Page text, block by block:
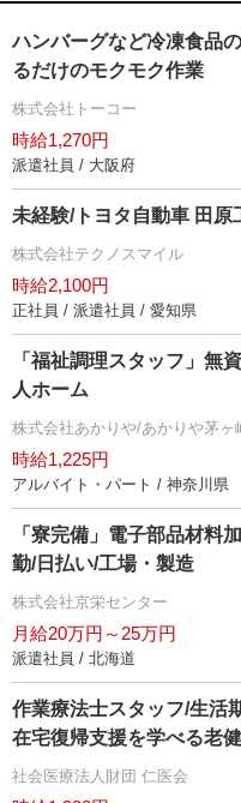
ハンバーグなど冷凍食品
るだけのモクモク作業
株式会社トーコー
時給1,270円
派遣社員 / 大阪府
未経験/トヨタ自動車 田
株式会社テクノスマイル
時給2,100円
正社員 / 派遣社員 / 愛知県
「福祉調理スタッフ」無
人ホーム
株式会社あかりや/あかりや茅ヶ
時給1,225円
アルバイト・パート / 神奈川県
「寮完備」電子部品材料
勤/日払い/工場・製造
株式会社京栄センター
月給20万円～25万円
派遣社員 / 北海道
作業療法士スタッフ/生活
在宅復帰支援を学べる老健
社会医療法人財団 仁医会